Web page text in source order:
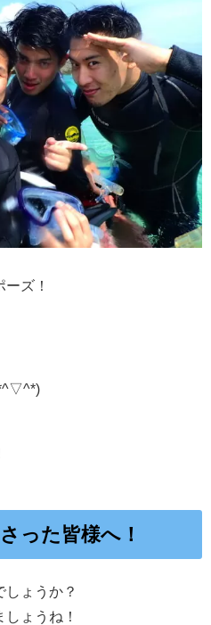
ズ！
った皆様へ！
ょうか？
ょうね！